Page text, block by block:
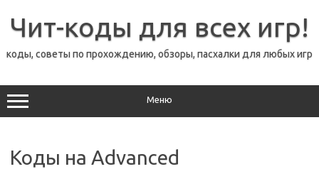
содержимому
Чит-коды для всех игр!
коды, советы по прохождению, обзоры, пасхалки для любых игр
Меню
Коды на Advanced